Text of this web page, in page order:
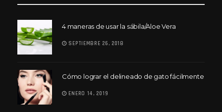
4 maneras de usar la sábila/Aloe Vera
SEPTIEMBRE 26, 2018
Cómo lograr el delineado de gato fácilmente
ENERO 14, 2019